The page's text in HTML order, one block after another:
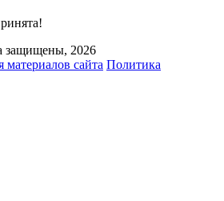
защищены, 2026
материалов сайта Политика